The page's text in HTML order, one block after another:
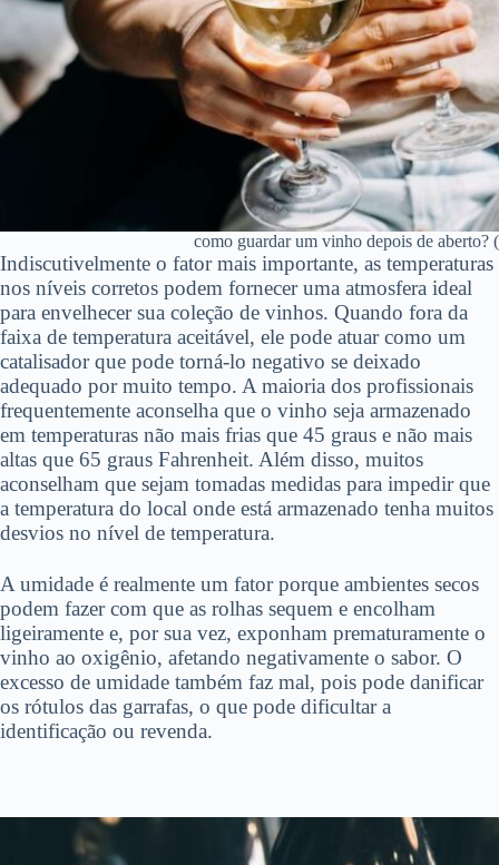
como guardar um vinho depois de aberto?
Indiscutivelmente o fator mais importante, as temperaturas
nos níveis corretos podem fornecer uma atmosfera ideal
para envelhecer sua coleção de vinhos. Quando fora da
faixa de temperatura aceitável, ele pode atuar como um
catalisador que pode torná-lo negativo se deixado
adequado por muito tempo. A maioria dos profissionais
frequentemente aconselha que o vinho seja armazenado
em temperaturas não mais frias que 45 graus e não mais
altas que 65 graus Fahrenheit. Além disso, muitos
aconselham que sejam tomadas medidas para impedir que
a temperatura do local onde está armazenado tenha muitos
desvios no nível de temperatura.
A umidade é realmente um fator porque ambientes secos
podem fazer com que as rolhas sequem e encolham
ligeiramente e, por sua vez, exponham prematuramente o
vinho ao oxigênio, afetando negativamente o sabor. O
excesso de umidade também faz mal, pois pode danificar
os rótulos das garrafas, o que pode dificultar a
identificação ou revenda.